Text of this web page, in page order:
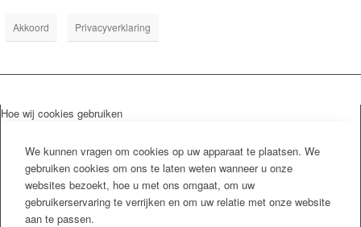
Akkoord Privacyverklaring
Hoe wij cookies gebruiken
We kunnen vragen om cookies op uw apparaat te plaatsen. We
gebruiken cookies om ons te laten weten wanneer u onze
websites bezoekt, hoe u met ons omgaat, om uw
gebruikerservaring te verrijken en om uw relatie met onze website
aan te passen.